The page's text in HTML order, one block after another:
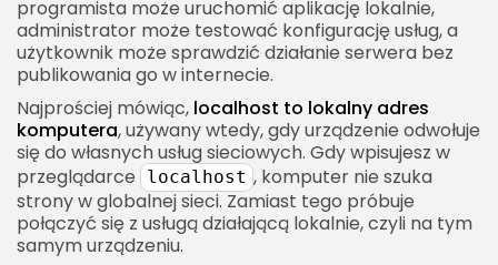
programista może uruchomić aplikację lokalnie,
administrator może testować konfigurację usług, a
użytkownik może sprawdzić działanie serwera bez
publikowania go w internecie.
Najprościej mówiąc, localhost to lokalny adres
komputera, używany wtedy, gdy urządzenie odwołuje
się do własnych usług sieciowych. Gdy wpisujesz w
przeglądarce
localhost , komputer nie szuka
strony w globalnej sieci. Zamiast tego próbuje
połączyć się z usługą działającą lokalnie, czyli na tym
samym urządzeniu.
Localhost w Node.js
Localhost w PHP
Localhost w Pythonie
Localhost w Javie
Localhost a WordPress
Dlaczego warto instalować WordPressa
lokalnie?